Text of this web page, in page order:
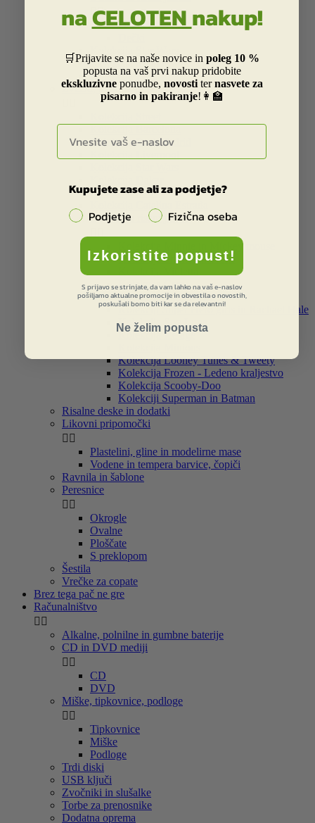

Deklice
Kolekcija ice age
Kolekcija Peak
Zvezki, bloki in pripomočki
Kolekcija Real Madrid
Kolekcija Smiley
Otroški in risani junaki
Kolekcija Minnie in Mickey mouse
Kolekcija Smrkci in Trolls
Kolekcija Cars
Kolekcija Spider-man
Kolekciji Super Hero girls in Rachael Hale
Kolekcija Soy Luna
Kolekcija Ice age
Kolekcija Looney Tunes & Tweety
Kolekcija Frozen - Ledeno kraljestvo
Kolekcija Scooby-Doo
Kolekciji Superman in Batman
Risalne deske in dodatki
Likovni pripomočki
 
Plastelini, gline in modelirne mase
Vodene in tempera barvice, čopiči
Ravnila in šablone
Peresnice
 
Okrogle
Ovalne
Ploščate
S preklopom
Šestila
Vrečke za copate
Brez tega pač ne gre
Računalništvo
 
Alkalne, polnilne in gumbne baterije
CD in DVD mediji
 
CD
DVD
Miške, tipkovnice, podloge
 
Tipkovnice
Miške
Podloge
Trdi diski
USB ključi
Zvočniki in slušalke
Torbe za prenosnike
Dodatna oprema
naCELOTENnakup!
🛒Prijavite se na naše novice in poleg 10 %
popusta na vaš prvi nakup pridobite
ekskluzivneponudbe, novosti ternasvete za
pisarno in pakiranje!👩‍🏫
E-naslov
Kupujete zase ali za podjetje?
Podjetje
Fizična oseba
Izkoristite popust!
S prijavo se strinjate, da vam lahko na vaš e-naslov
pošiljamo aktualne promocije in obvestila o novostih,
poskušali bomo biti kar se da relevantni!
Ne želim popusta